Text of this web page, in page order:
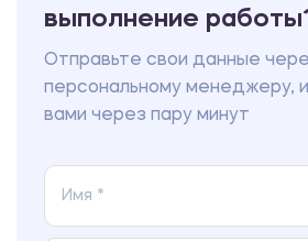
выполнение
Отправьте свои данные
персональному менеджеру,
вами через пару минут